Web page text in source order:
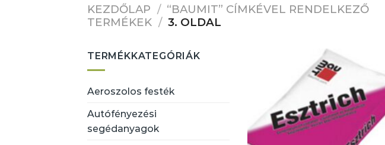
KEZDŐLAP / “BAUMIT” CÍMKÉVEL RENDELKEZŐ
TERMÉKEK / 3. OLDAL
TERMÉKKATEGÓRIÁK
Aeroszolos festék
Autófényezési
segédanyagok